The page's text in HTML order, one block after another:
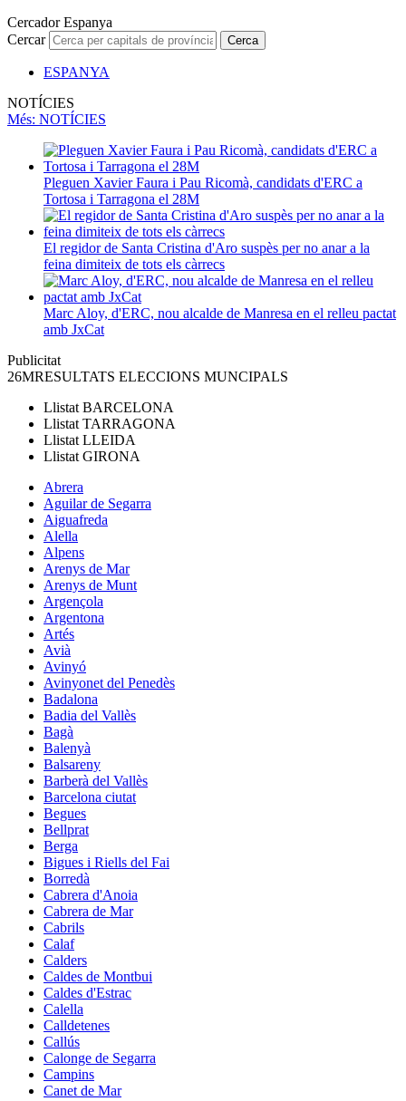
Cercador Espanya
Cercar
Cerca
ESPANYA
NOTÍCIES
Més: NOTÍCIES
Pleguen Xavier Faura i Pau Ricomà, candidats d'ERC a
Tortosa i Tarragona el 28M
El regidor de Santa Cristina d'Aro suspès per no anar a la
feina dimiteix de tots els càrrecs
Marc Aloy, d'ERC, nou alcalde de Manresa en el relleu pactat
amb JxCat
Publicitat
26MRESULTATS ELECCIONS MUNCIPALS
Llistat BARCELONA
Llistat TARRAGONA
Llistat LLEIDA
Llistat GIRONA
Abrera
Aguilar de Segarra
Aiguafreda
Alella
Alpens
Arenys de Mar
Arenys de Munt
Argençola
Argentona
Artés
Avià
Avinyó
Avinyonet del Penedès
Badalona
Badia del Vallès
Bagà
Balenyà
Balsareny
Barberà del Vallès
Barcelona ciutat
Begues
Bellprat
Berga
Bigues i Riells del Fai
Borredà
Cabrera d'Anoia
Cabrera de Mar
Cabrils
Calaf
Calders
Caldes de Montbui
Caldes d'Estrac
Calella
Calldetenes
Callús
Calonge de Segarra
Campins
Canet de Mar